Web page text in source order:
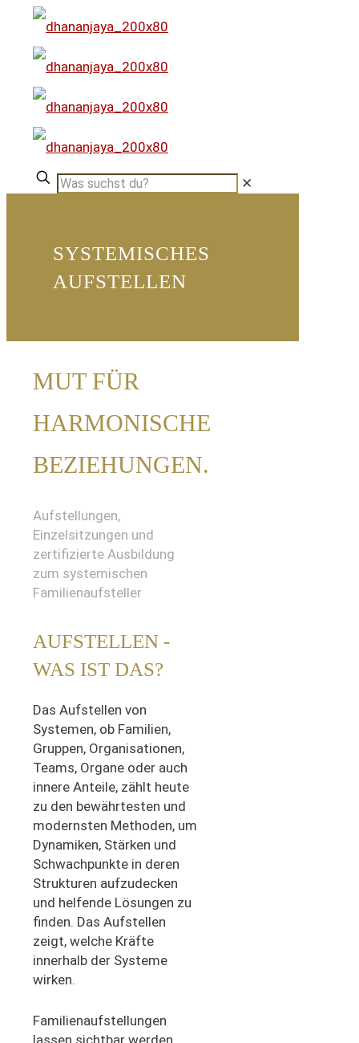
✕
SYSTEMISCHES
AUFSTELLEN
MUT FÜR
HARMONISCHE
BEZIEHUNGEN.
Aufstellungen,
Einzelsitzungen und
zertifizierte Ausbildung
zum systemischen
Familienaufsteller
AUFSTELLEN -
WAS IST DAS?
Das Aufstellen von
Systemen, ob Familien,
Gruppen, Organisationen,
Teams, Organe oder auch
innere Anteile, zählt heute
zu den bewährtesten und
modernsten Methoden, um
Dynamiken, Stärken und
Schwachpunkte in deren
Strukturen aufzudecken
und helfende Lösungen zu
finden. Das Aufstellen
zeigt, welche Kräfte
innerhalb der Systeme
wirken.
Familienaufstellungen
lassen sichtbar werden,